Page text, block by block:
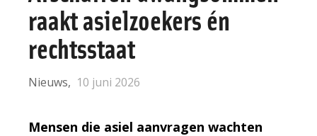
raakt asielzoekers én
rechtsstaat
Nieuws 10 juni 2026
Mensen die asiel aanvragen wachten